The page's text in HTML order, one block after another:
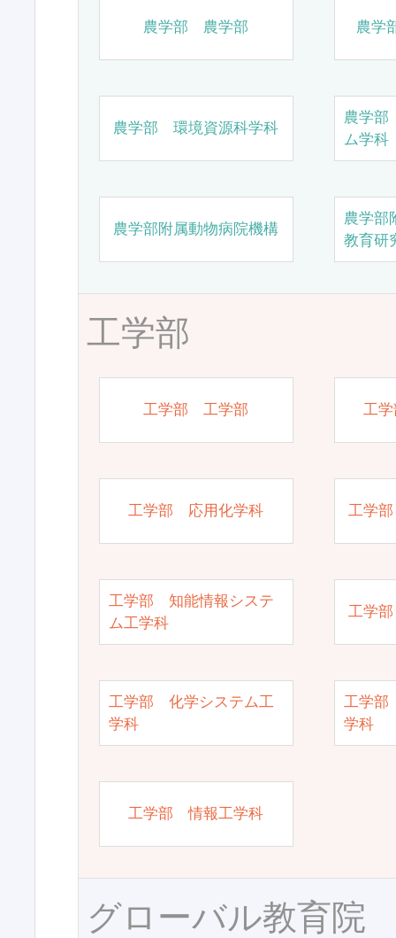
農学部 農学部 農学
農学部 環境資源科学科
農学
ム学科
農学部附属動物病院機構
農学部
教育研
工学部
工学部 工学部 工
工学部 応用化学科 工学
工学部 知能情報システ
ム工学科
工学
工学部 化学システム工
学科
工学部
学科
工学部 情報工学科
グローバル教育院